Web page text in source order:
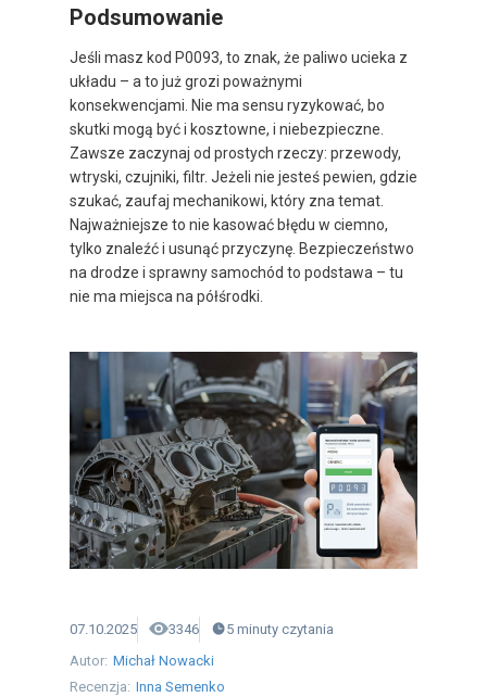
Podsumowanie
Jeśli masz kod P0093, to znak, że paliwo ucieka z
układu – a to już grozi poważnymi
konsekwencjami. Nie ma sensu ryzykować, bo
skutki mogą być i kosztowne, i niebezpieczne.
Zawsze zaczynaj od prostych rzeczy: przewody,
wtryski, czujniki, filtr. Jeżeli nie jesteś pewien, gdzie
szukać, zaufaj mechanikowi, który zna temat.
Najważniejsze to nie kasować błędu w ciemno,
tylko znaleźć i usunąć przyczynę. Bezpieczeństwo
na drodze i sprawny samochód to podstawa – tu
nie ma miejsca na półśrodki.
07.10.2025 3346 5 minuty czytania
Autor: Michał Nowacki
Recenzja: Inna Semenko